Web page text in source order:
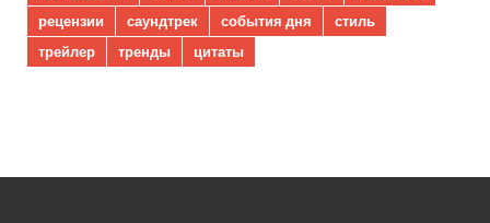
рецензии
саундтрек события дня
стиль
трейлер
тренды цитаты